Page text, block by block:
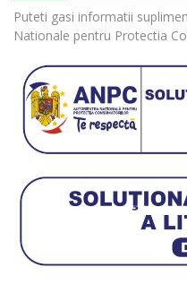
Puteti gasi informatii
Nationale pentru Protectia